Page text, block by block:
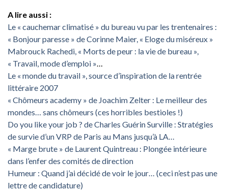
A lire aussi :
Le « cauchemar climatisé » du bureau vu par les trentenaires :
« Bonjour paresse » de Corinne Maier, « Eloge du miséreux »
Mabrouck Rachedi, « Morts de peur : la vie de bureau »,
« Travail, mode d’emploi »
Le « monde du travail », source d’inspiration de la rentrée
littéraire 2007
« Chômeurs academy » de Joachim Zelter : Le meilleur des
mondes… sans chômeurs (ces horribles bestioles !)
Do you like your job ? de Charles Guérin Surville : Stratégies
de survie d’un VRP de Paris au Mans jusqu’à LA…
« Marge brute » de Laurent Quintreau : Plongée intérieure
dans l’enfer des comités de direction
Humeur : Quand j’ai décidé de voir le jour… (ceci n’est pas une
lettre de candidature)